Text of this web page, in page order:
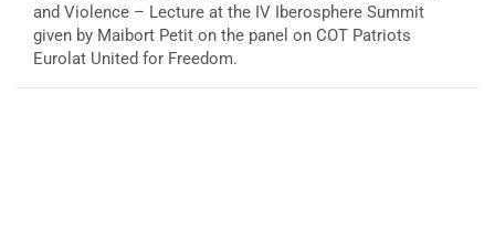
and Violence – Lecture at the IV Iberosphere Summit
given by Maibort Petit on the panel on COT Patriots
Eurolat United for Freedom.